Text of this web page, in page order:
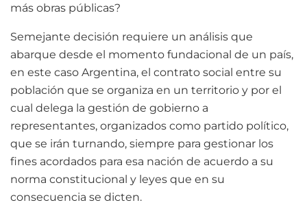
más obras públicas?
Semejante decisión requiere un análisis que
abarque desde el momento fundacional de un país,
en este caso Argentina, el contrato social entre su
población que se organiza en un territorio y por el
cual delega la gestión de gobierno a
representantes, organizados como partido político,
que se irán turnando, siempre para gestionar los
fines acordados para esa nación de acuerdo a su
norma constitucional y leyes que en su
consecuencia se dicten.